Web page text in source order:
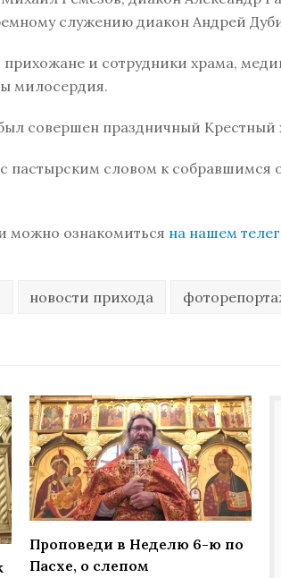
служению диакон Андрей
и сотрудники храма,
милосердия.
совершен праздничный Крестный
пастырским словом к собравшимся
можно ознакомиться на нашем
новости прихода
Проповеди в Неделю 6-ю по
Пасхе, о слепом